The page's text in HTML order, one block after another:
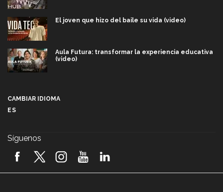
El joven que hizo del baile su vida (video)
Aula Futura: transformar la experiencia educativa
(video)
2026! (video)
CAMBIAR IDIOMA
ES
Síguenos